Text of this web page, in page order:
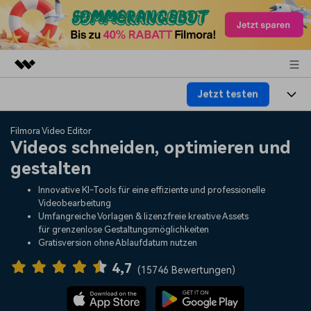
Dienstprogramme
Business
Überblick
Lösungen
Über uns
Presseraum
Support
Jetzt testen
Produkte
Plattformen
Funktionen
Assets
KI
Video/Foto
Audio
Lösungen
Video-Lösungen
Ressourcen
Video-Prompts
Über 100 heiße Video-
Meisterkurs
Beherrschen Sie
Hilfe-Center
Erste Schritte
Filmora Video Editor
Videos schneiden, optimieren und
gestalten
Innovative KI-Tools für eine effiziente und professionelle
Videobearbeitung
Umfangreiche Vorlagen & lizenzfreie kreative Assets
für grenzenlose Gestaltungsmöglichkeiten
Gratisversion ohne Ablaufdatum nutzen
4,7 (15746 Bewertungen)